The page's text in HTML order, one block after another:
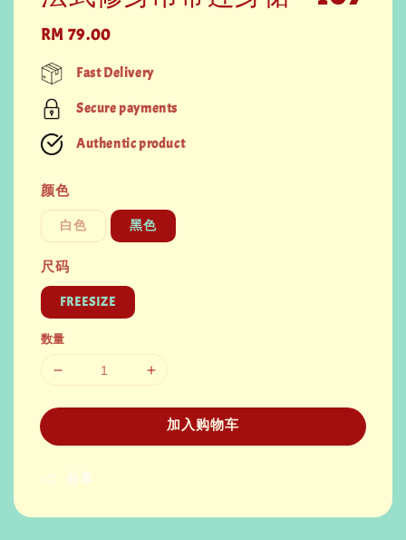
Regular
price
RM 79.00
Fast Delivery
Secure payments
Authentic product
颜色
白色 黑色
尺码
FREESIZE
数量
加入购物车
分享